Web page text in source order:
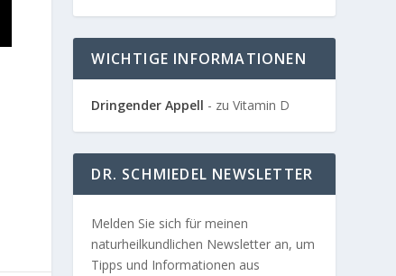
WICHTIGE INFORMATIONEN
Dringender Appell - zu Vitamin D
DR. SCHMIEDEL NEWSLETTER
Melden Sie sich für meinen
naturheilkundlichen Newsletter an, um
Tipps und Informationen aus